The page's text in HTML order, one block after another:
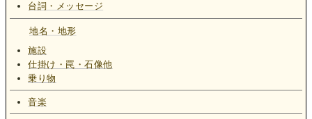
台詞・メッセージ
地名・地形
施設
仕掛け・罠・石像他
乗り物
音楽